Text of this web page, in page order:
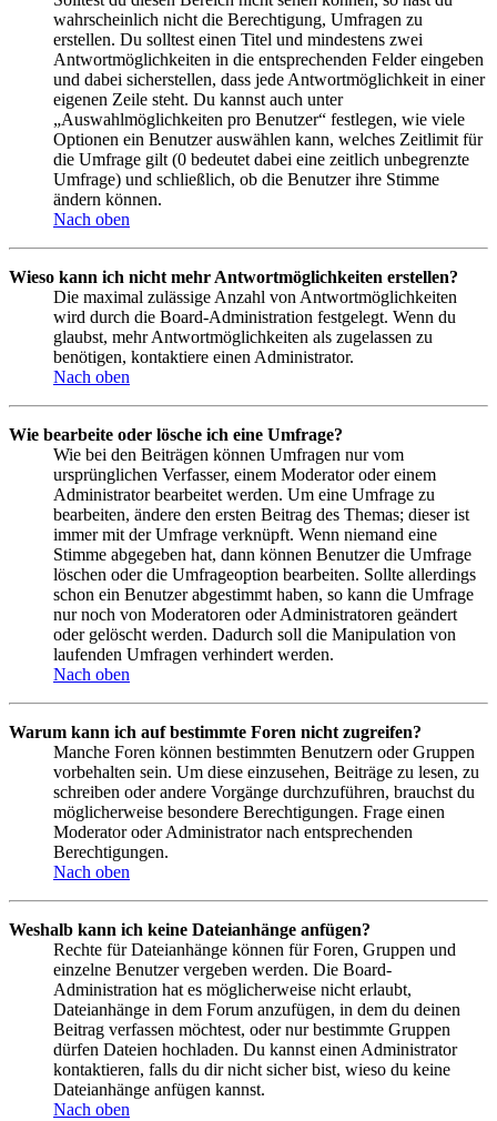
wahrscheinlich nicht die Berechtigung, Umfragen zu
erstellen. Du solltest einen Titel und mindestens zwei
Antwortmöglichkeiten in die entsprechenden Felder eingeben
und dabei sicherstellen, dass jede Antwortmöglichkeit in einer
eigenen Zeile steht. Du kannst auch unter
„Auswahlmöglichkeiten pro Benutzer“ festlegen, wie viele
Optionen ein Benutzer auswählen kann, welches Zeitlimit für
die Umfrage gilt (0 bedeutet dabei eine zeitlich unbegrenzte
Umfrage) und schließlich, ob die Benutzer ihre Stimme
ändern können.
Nach oben
Wieso kann ich nicht mehr Antwortmöglichkeiten erstellen?
Die maximal zulässige Anzahl von Antwortmöglichkeiten
wird durch die Board-Administration festgelegt. Wenn du
glaubst, mehr Antwortmöglichkeiten als zugelassen zu
benötigen, kontaktiere einen Administrator.
Nach oben
Wie bearbeite oder lösche ich eine Umfrage?
Wie bei den Beiträgen können Umfragen nur vom
ursprünglichen Verfasser, einem Moderator oder einem
Administrator bearbeitet werden. Um eine Umfrage zu
bearbeiten, ändere den ersten Beitrag des Themas; dieser ist
immer mit der Umfrage verknüpft. Wenn niemand eine
Stimme abgegeben hat, dann können Benutzer die Umfrage
löschen oder die Umfrageoption bearbeiten. Sollte allerdings
schon ein Benutzer abgestimmt haben, so kann die Umfrage
nur noch von Moderatoren oder Administratoren geändert
oder gelöscht werden. Dadurch soll die Manipulation von
laufenden Umfragen verhindert werden.
Nach oben
Warum kann ich auf bestimmte Foren nicht zugreifen?
Manche Foren können bestimmten Benutzern oder Gruppen
vorbehalten sein. Um diese einzusehen, Beiträge zu lesen, zu
schreiben oder andere Vorgänge durchzuführen, brauchst du
möglicherweise besondere Berechtigungen. Frage einen
Moderator oder Administrator nach entsprechenden
Berechtigungen.
Nach oben
Weshalb kann ich keine Dateianhänge anfügen?
Rechte für Dateianhänge können für Foren, Gruppen und
einzelne Benutzer vergeben werden. Die Board-
Administration hat es möglicherweise nicht erlaubt,
Dateianhänge in dem Forum anzufügen, in dem du deinen
Beitrag verfassen möchtest, oder nur bestimmte Gruppen
dürfen Dateien hochladen. Du kannst einen Administrator
kontaktieren, falls du dir nicht sicher bist, wieso du keine
Dateianhänge anfügen kannst.
Nach oben